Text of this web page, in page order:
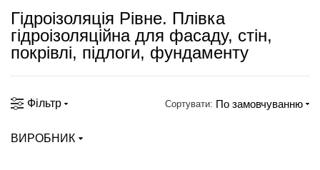
Гідроізоляція Рівне. Плівка
гідроізоляційна для фасаду, стін,
покрівлі, підлоги, фундаменту
Фільтр Сортувати: По замовчуванню
ВИРОБНИК